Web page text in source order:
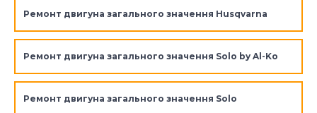
Ремонт двигуна загального значення Husqvarna
Ремонт двигуна загального значення Solo by Al-Ko
Ремонт двигуна загального значення Solo